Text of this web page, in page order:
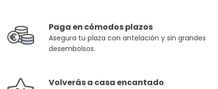
Paga en cómodos plazos
Asegura tu plaza con antelación y sin grandes
desembolsos.
Volverás a casa encantado